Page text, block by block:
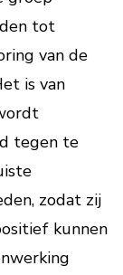
tot
van de
is van
tegen te
zodat zij
kunnen